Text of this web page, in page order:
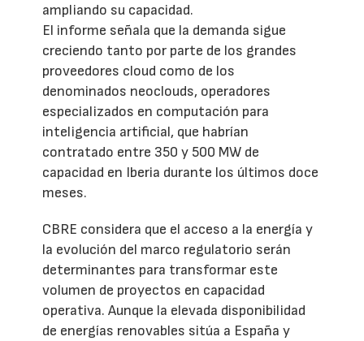
ampliando su capacidad.
El informe señala que la demanda sigue
creciendo tanto por parte de los grandes
proveedores cloud como de los
denominados neoclouds, operadores
especializados en computación para
inteligencia artificial, que habrían
contratado entre 350 y 500 MW de
capacidad en Iberia durante los últimos doce
meses.
CBRE considera que el acceso a la energía y
la evolución del marco regulatorio serán
determinantes para transformar este
volumen de proyectos en capacidad
operativa. Aunque la elevada disponibilidad
de energías renovables sitúa a España y